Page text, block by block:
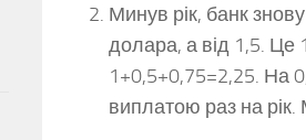
Минув рік, банк
долара, а від 1,5. Це
1+0,5+0,75=2,25. На
виплатою раз на рік.